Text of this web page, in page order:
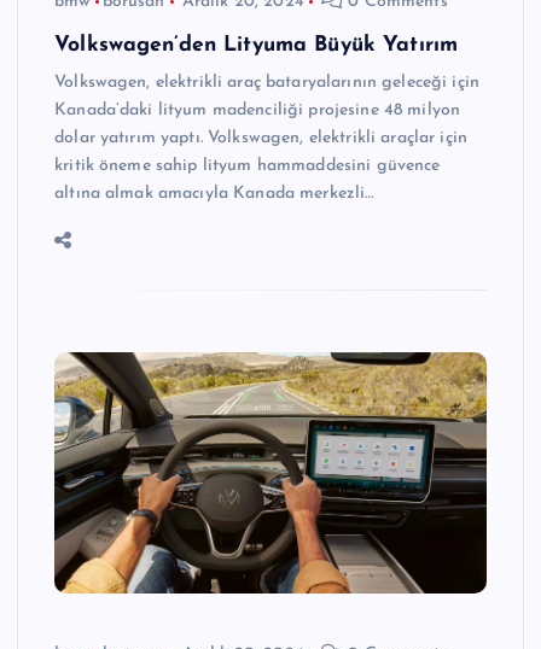
Volkswagen’den Lityuma Büyük Yatırım
Volkswagen, elektrikli araç bataryalarının geleceği için
Kanada’daki lityum madenciliği projesine 48 milyon
dolar yatırım yaptı. Volkswagen, elektrikli araçlar için
kritik öneme sahip lityum hammaddesini güvence
altına almak amacıyla Kanada merkezli…